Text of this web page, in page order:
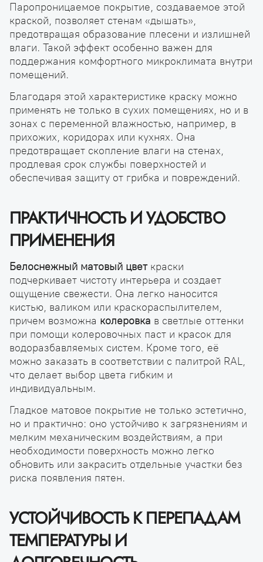
Паропроницаемое покрытие, создаваемое этой
краской, позволяет стенам «дышать»,
предотвращая образование плесени и излишней
влаги. Такой эффект особенно важен для
поддержания комфортного микроклимата внутри
помещений.
Благодаря этой характеристике краску можно
применять не только в сухих помещениях, но и в
зонах с переменной влажностью, например, в
прихожих, коридорах или кухнях. Она
предотвращает скопление влаги на стенах,
продлевая срок службы поверхностей и
обеспечивая защиту от грибка и повреждений.
ПРАКТИЧНОСТЬ И УДОБСТВО
ПРИМЕНЕНИЯ
Белоснежный матовый цветкраски
подчеркивает чистоту интерьера и создает
ощущение свежести. Она легко наносится
кистью, валиком или краскораспылителем,
причем возможна колеровка в светлые оттенки
при помощи колеровочных паст и красок для
водоразбавляемых систем. Кроме того, её
можно заказать в соответствии с палитрой RAL,
что делает выбор цвета гибким и
индивидуальным.
Гладкое матовое покрытие не только эстетично,
но и практично: оно устойчиво к загрязнениям и
мелким механическим воздействиям, а при
необходимости поверхность можно легко
обновить или закрасить отдельные участки без
риска появления пятен.
УСТОЙЧИВОСТЬ К ПЕРЕПАДАМ
ТЕМПЕРАТУРЫ И